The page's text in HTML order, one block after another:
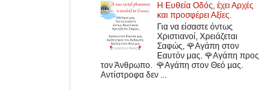
Η Ευθεία Οδός, έχει Αρχές
και προσφέρει Αξίες.
Για να είσαστε όντως
Χριστιανοί, Χρειάζεται
Σαφώς, 🌹Αγάπη στον
Εαυτόν μας. 🌹Αγάπη προς
τον Άνθρωπο. 🌹Αγάπη στον Θεό μας.
Αντίστροφα δεν ...